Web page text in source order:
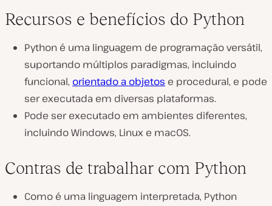
Recursos e benefícios do Python
Python é uma linguagem de programação versátil,
suportando múltiplos paradigmas, incluindo
funcional, orientado a objetos e procedural, e pode
ser executada em diversas plataformas.
Pode ser executado em ambientes diferentes,
incluindo Windows, Linux e macOS.
Contras de trabalhar com Python
Como é uma linguagem interpretada, Python